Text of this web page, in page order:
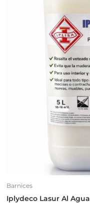
Barnices
Iplydeco Lasur Al Agua